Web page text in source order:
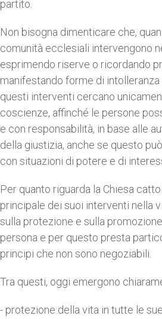
partito.
Non bisogna dimenticare che,
comunità ecclesiali intervengono
esprimendo riserve o ricordando
manifestando forme di
questi interventi cercano
coscienze, affinché le persone
e con responsabilità, in base alle
della giustizia, anche se questo
con situazioni di potere e di
Per quanto riguarda la Chiesa
principale dei suoi interventi nella
sulla protezione e sulla
persona e per questo presta
principi che non sono negoziabili.
Tra questi, oggi emergono
- protezione della vita in tutte le